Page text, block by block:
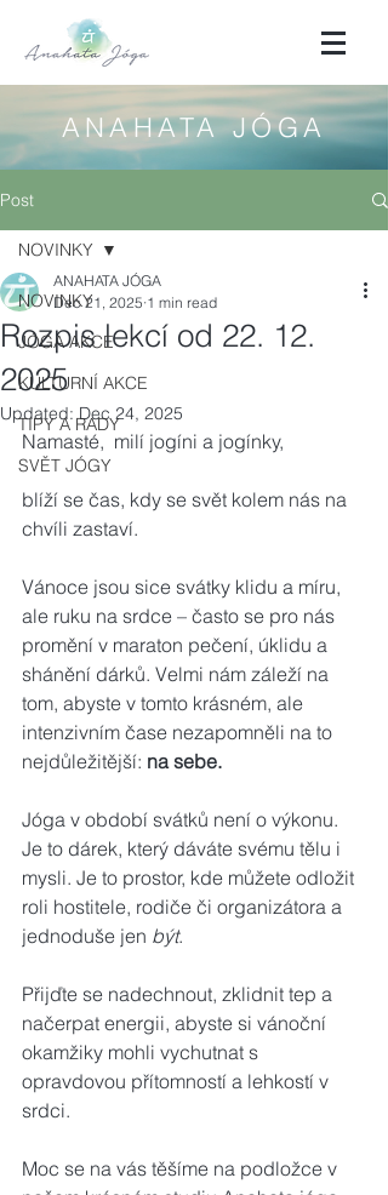
ANAHATA JÓGA
Post
NOVINKY
JÓGA AKCE
KULTURNÍ AKCE
TIPY A RADY
SVĚT JÓGY
NOVINKY
Rozpis lekcí od 22. 12.
2025
ANAHATA JÓGA
Dec 21, 2025 1 min read
Updated:Dec 24, 2025
Namasté,  milí jogíni a jogínky,
blíží se čas, kdy se svět kolem nás na
chvíli zastaví.
Vánoce jsou sice svátky klidu a míru,
ale ruku na srdce – často se pro nás
promění v maraton pečení, úklidu a
shánění dárků. Velmi nám záleží na
tom, abyste v tomto krásném, ale
intenzivním čase nezapomněli na to
nejdůležitější: na sebe.
Jóga v období svátků není o výkonu.
Je to dárek, který dáváte svému tělu i
mysli. Je to prostor, kde můžete odložit
roli hostitele, rodiče či organizátora a
jednoduše jen být.
Přijďte se nadechnout, zklidnit tep a
načerpat energii, abyste si vánoční
okamžiky mohli vychutnat s
opravdovou přítomností a lehkostí v
srdci.
Moc se na vás těšíme na podložce v